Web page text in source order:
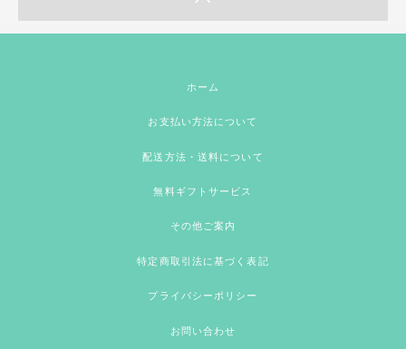
ホーム
お支払い方法について
配送方法・送料について
無料ギフトサービス
その他ご案内
特定商取引法に基づく表記
プライバシーポリシー
お問い合わせ